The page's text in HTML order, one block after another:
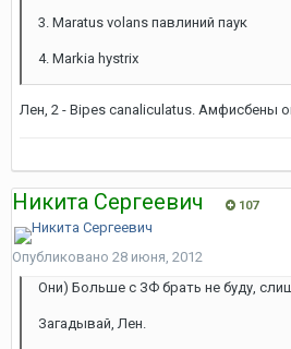
3. Maratus volans павлиний паук
4. Markia hystrix
Лен, 2 - Bipes canaliculatus. Амфисбены
Никита Сергеевич 107
Опубликовано 28 июня, 2012
Они) Больше с ЗФ брать не буду,
Загадывай, Лен.